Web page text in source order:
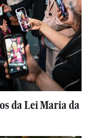
da Lei Maria da